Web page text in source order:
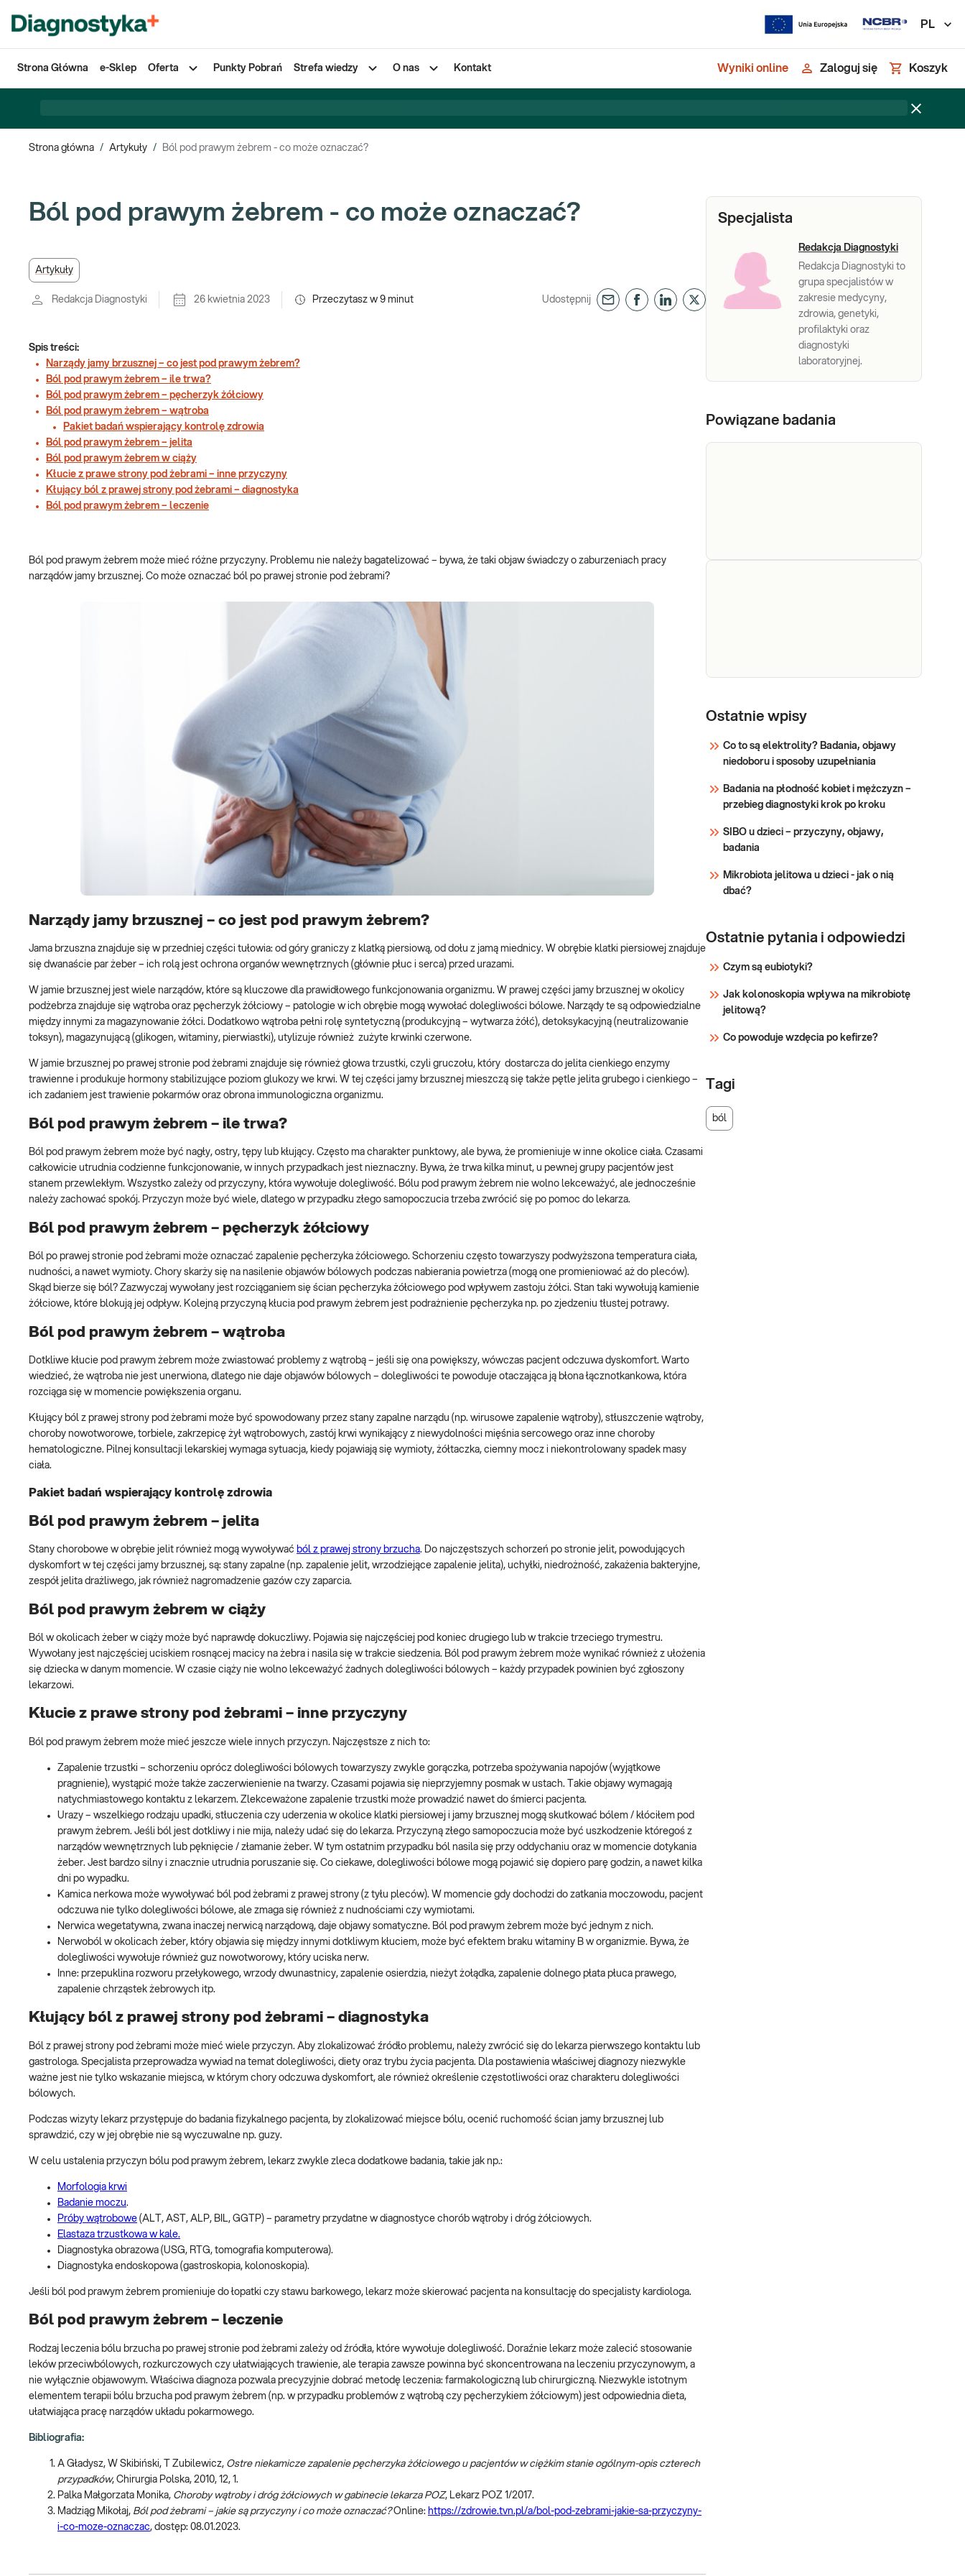
PL
Strona Główna e-Sklep Oferta Punkty Pobrań Strefa wiedzy O nas Kontakt Wyniki online Zaloguj się Koszyk
Strona główna / Artykuły / Ból pod prawym żebrem - co może oznaczać?
Ból pod prawym żebrem - co może oznaczać?
Artykuły
Redakcja Diagnostyki 26 kwietnia 2023 Przeczytasz w 9 minut Udostępnij
Spis treści:
Narządy jamy brzusznej – co jest pod prawym żebrem?
Ból pod prawym żebrem – ile trwa?
Ból pod prawym żebrem – pęcherzyk żółciowy
Ból pod prawym żebrem – wątroba
Pakiet badań wspierający kontrolę zdrowia
Ból pod prawym żebrem – jelita
Ból pod prawym żebrem w ciąży
Kłucie z prawe strony pod żebrami – inne przyczyny
Kłujący ból z prawej strony pod żebrami – diagnostyka
Ból pod prawym żebrem – leczenie
Ból pod prawym żebrem może mieć różne przyczyny. Problemu nie należy bagatelizować – bywa, że taki objaw świadczy o zaburzeniach pracy
narządów jamy brzusznej. Co może oznaczać ból po prawej stronie pod żebrami?
Narządy jamy brzusznej – co jest pod prawym żebrem?
Jama brzuszna znajduje się w przedniej części tułowia: od góry graniczy z klatką piersiową, od dołu z jamą miednicy. W obrębie klatki piersiowej znajduje
się dwanaście par żeber – ich rolą jest ochrona organów wewnętrznych (głównie płuc i serca) przed urazami.
W jamie brzusznej jest wiele narządów, które są kluczowe dla prawidłowego funkcjonowania organizmu. W prawej części jamy brzusznej w okolicy
podżebrza znajduje się wątroba oraz pęcherzyk żółciowy – patologie w ich obrębie mogą wywołać dolegliwości bólowe. Narządy te są odpowiedzialne
między innymi za magazynowanie żółci. Dodatkowo wątroba pełni rolę syntetyczną (produkcyjną – wytwarza żółć), detoksykacyjną (neutralizowanie
toksyn), magazynującą (glikogen, witaminy, pierwiastki), utylizuje również zużyte krwinki czerwone.
W jamie brzusznej po prawej stronie pod żebrami znajduje się również głowa trzustki, czyli gruczołu, który dostarcza do jelita cienkiego enzymy
trawienne i produkuje hormony stabilizujące poziom glukozy we krwi. W tej części jamy brzusznej mieszczą się także pętle jelita grubego i cienkiego –
ich zadaniem jest trawienie pokarmów oraz obrona immunologiczna organizmu.
Ból pod prawym żebrem – ile trwa?
Ból pod prawym żebrem może być nagły, ostry, tępy lub kłujący. Często ma charakter punktowy, ale bywa, że promieniuje w inne okolice ciała. Czasami
całkowicie utrudnia codzienne funkcjonowanie, w innych przypadkach jest nieznaczny. Bywa, że trwa kilka minut, u pewnej grupy pacjentów jest
stanem przewlekłym. Wszystko zależy od przyczyny, która wywołuje dolegliwość. Bólu pod prawym żebrem nie wolno lekceważyć, ale jednocześnie
należy zachować spokój. Przyczyn może być wiele, dlatego w przypadku złego samopoczucia trzeba zwrócić się po pomoc do lekarza.
Ból pod prawym żebrem – pęcherzyk żółciowy
Ból po prawej stronie pod żebrami może oznaczać zapalenie pęcherzyka żółciowego. Schorzeniu często towarzyszy podwyższona temperatura ciała,
nudności, a nawet wymioty. Chory skarży się na nasilenie objawów bólowych podczas nabierania powietrza (mogą one promieniować aż do pleców).
Skąd bierze się ból? Zazwyczaj wywołany jest rozciąganiem się ścian pęcherzyka żółciowego pod wpływem zastoju żółci. Stan taki wywołują kamienie
żółciowe, które blokują jej odpływ. Kolejną przyczyną kłucia pod prawym żebrem jest podrażnienie pęcherzyka np. po zjedzeniu tłustej potrawy.
Ból pod prawym żebrem – wątroba
Dotkliwe kłucie pod prawym żebrem może zwiastować problemy z wątrobą – jeśli się ona powiększy, wówczas pacjent odczuwa dyskomfort. Warto
wiedzieć, że wątroba nie jest unerwiona, dlatego nie daje objawów bólowych – dolegliwości te powoduje otaczająca ją błona łącznotkankowa, która
rozciąga się w momencie powiększenia organu.
Kłujący ból z prawej strony pod żebrami może być spowodowany przez stany zapalne narządu (np. wirusowe zapalenie wątroby), stłuszczenie wątroby,
choroby nowotworowe, torbiele, zakrzepicę żył wątrobowych, zastój krwi wynikający z niewydolności mięśnia sercowego oraz inne choroby
hematologiczne. Pilnej konsultacji lekarskiej wymaga sytuacja, kiedy pojawiają się wymioty, żółtaczka, ciemny mocz i niekontrolowany spadek masy
ciała.
Pakiet badań wspierający kontrolę zdrowia
Ból pod prawym żebrem – jelita
Stany chorobowe w obrębie jelit również mogą wywoływać ból z prawej strony brzucha. Do najczęstszych schorzeń po stronie jelit, powodujących
dyskomfort w tej części jamy brzusznej, są: stany zapalne (np. zapalenie jelit, wrzodziejące zapalenie jelita), uchyłki, niedrożność, zakażenia bakteryjne,
zespół jelita drażliwego, jak również nagromadzenie gazów czy zaparcia.
Ból pod prawym żebrem w ciąży
Ból w okolicach żeber w ciąży może być naprawdę dokuczliwy. Pojawia się najczęściej pod koniec drugiego lub w trakcie trzeciego trymestru.
Wywołany jest najczęściej uciskiem rosnącej macicy na żebra i nasila się w trakcie siedzenia. Ból pod prawym żebrem może wynikać również z ułożenia
się dziecka w danym momencie. W czasie ciąży nie wolno lekceważyć żadnych dolegliwości bólowych – każdy przypadek powinien być zgłoszony
lekarzowi.
Kłucie z prawe strony pod żebrami – inne przyczyny
Ból pod prawym żebrem może mieć jeszcze wiele innych przyczyn. Najczęstsze z nich to:
Zapalenie trzustki – schorzeniu oprócz dolegliwości bólowych towarzyszy zwykle gorączka, potrzeba spożywania napojów (wyjątkowe
pragnienie), wystąpić może także zaczerwienienie na twarzy. Czasami pojawia się nieprzyjemny posmak w ustach. Takie objawy wymagają
natychmiastowego kontaktu z lekarzem. Zlekceważone zapalenie trzustki może prowadzić nawet do śmierci pacjenta.
Urazy – wszelkiego rodzaju upadki, stłuczenia czy uderzenia w okolice klatki piersiowej i jamy brzusznej mogą skutkować bólem / kłóciłem pod
prawym żebrem. Jeśli ból jest dotkliwy i nie mija, należy udać się do lekarza. Przyczyną złego samopoczucia może być uszkodzenie któregoś z
narządów wewnętrznych lub pęknięcie / złamanie żeber. W tym ostatnim przypadku ból nasila się przy oddychaniu oraz w momencie dotykania
żeber. Jest bardzo silny i znacznie utrudnia poruszanie się. Co ciekawe, dolegliwości bólowe mogą pojawić się dopiero parę godzin, a nawet kilka
dni po wypadku.
Kamica nerkowa może wywoływać ból pod żebrami z prawej strony (z tyłu pleców). W momencie gdy dochodzi do zatkania moczowodu, pacjent
odczuwa nie tylko dolegliwości bólowe, ale zmaga się również z nudnościami czy wymiotami.
Nerwica wegetatywna, zwana inaczej nerwicą narządową, daje objawy somatyczne. Ból pod prawym żebrem może być jednym z nich.
Nerwoból w okolicach żeber, który objawia się między innymi dotkliwym kłuciem, może być efektem braku witaminy B w organizmie. Bywa, że
dolegliwości wywołuje również guz nowotworowy, który uciska nerw.
Inne: przepuklina rozworu przełykowego, wrzody dwunastnicy, zapalenie osierdzia, nieżyt żołądka, zapalenie dolnego płata płuca prawego,
zapalenie chrząstek żebrowych itp.
Kłujący ból z prawej strony pod żebrami – diagnostyka
Ból z prawej strony pod żebrami może mieć wiele przyczyn. Aby zlokalizować źródło problemu, należy zwrócić się do lekarza pierwszego kontaktu lub
gastrologa. Specjalista przeprowadza wywiad na temat dolegliwości, diety oraz trybu życia pacjenta. Dla postawienia właściwej diagnozy niezwykle
ważne jest nie tylko wskazanie miejsca, w którym chory odczuwa dyskomfort, ale również określenie częstotliwości oraz charakteru dolegliwości
bólowych.
Podczas wizyty lekarz przystępuje do badania fizykalnego pacjenta, by zlokalizować miejsce bólu, ocenić ruchomość ścian jamy brzusznej lub
sprawdzić, czy w jej obrębie nie są wyczuwalne np. guzy.
W celu ustalenia przyczyn bólu pod prawym żebrem, lekarz zwykle zleca dodatkowe badania, takie jak np.:
Morfologia krwi
Badanie moczu.
Próby wątrobowe (ALT, AST, ALP, BIL, GGTP) – parametry przydatne w diagnostyce chorób wątroby i dróg żółciowych.
Elastaza trzustkowa w kale.
Diagnostyka obrazowa (USG, RTG, tomografia komputerowa).
Diagnostyka endoskopowa (gastroskopia, kolonoskopia).
Jeśli ból pod prawym żebrem promieniuje do łopatki czy stawu barkowego, lekarz może skierować pacjenta na konsultację do specjalisty kardiologa.
Ból pod prawym żebrem – leczenie
Rodzaj leczenia bólu brzucha po prawej stronie pod żebrami zależy od źródła, które wywołuje dolegliwość. Doraźnie lekarz może zalecić stosowanie
leków przeciwbólowych, rozkurczowych czy ułatwiających trawienie, ale terapia zawsze powinna być skoncentrowana na leczeniu przyczynowym, a
nie wyłącznie objawowym. Właściwa diagnoza pozwala precyzyjnie dobrać metodę leczenia: farmakologiczną lub chirurgiczną. Niezwykle istotnym
elementem terapii bólu brzucha pod prawym żebrem (np. w przypadku problemów z wątrobą czy pęcherzykiem żółciowym) jest odpowiednia dieta,
ułatwiająca pracę narządów układu pokarmowego.
Bibliografia:
A Gładysz, W Skibiński, T Zubilewicz, Ostre niekamicze zapalenie pęcherzyka żółciowego u pacjentów w ciężkim stanie ogólnym-opis czterech
przypadków, Chirurgia Polska, 2010, 12, 1.
Palka Małgorzata Monika, Choroby wątroby i dróg żółciowych w gabinecie lekarza POZ, Lekarz POZ 1/2017.
Madziąg Mikołaj, Ból pod żebrami – jakie są przyczyny i co może oznaczać?Online: https://zdrowie.tvn.pl/a/bol-pod-zebrami-jakie-sa-przyczyny-
i-co-moze-oznaczac, dostęp: 08.01.2023.
Specjalista
Redakcja Diagnostyki
Redakcja Diagnostyki to
grupa specjalistów w
zakresie medycyny,
zdrowia, genetyki,
profilaktyki oraz
diagnostyki
laboratoryjnej.
Powiązane badania
badaniewykonywane w celach
diagnostycznych i kontrolnych.
Stosowane w diagnostyce
moczowego oraz
nieprawidłowości przemian
metabolicznych organizmu,
Sprawdź
Ostatnie wpisy
Co to są elektrolity? Badania, objawy
niedoboru i sposoby uzupełniania
Badania na płodność kobiet i mężczyzn –
przebieg diagnostyki krok po kroku
SIBO u dzieci – przyczyny, objawy,
badania
Mikrobiota jelitowa u dzieci - jak o nią
dbać?
Ostatnie pytania i odpowiedzi
Czym są eubiotyki?
Jak kolonoskopia wpływa na mikrobiotę
jelitową?
Co powoduje wzdęcia po kefirze?
Tagi
ból